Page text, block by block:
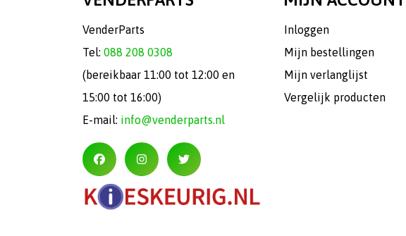
VenderParts
Tel: 088 208 0308
(bereikbaar 11:00 tot 12:00 en
15:00 tot 16:00)
E-mail: info@venderparts.nl
Inloggen
Mijn bestellingen
Mijn verlanglijst
Vergelijk producten